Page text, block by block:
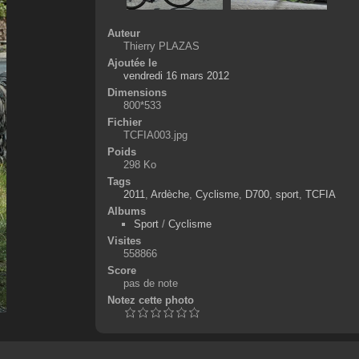
Auteur
Thierry PLAZAS
Ajoutée le
vendredi 16 mars 2012
Dimensions
800*533
Fichier
TCFIA003.jpg
Poids
298 Ko
Tags
2011 Ardèche, Cyclisme, D700, sport, TCFIA
Albums
Sport/ Cyclisme
Visites
558866
Score
pas de note
Notez cette photo